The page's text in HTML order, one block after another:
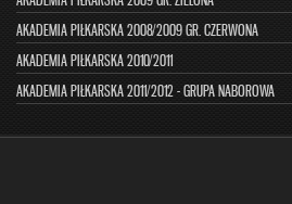
AKADEMIA PIŁKARSKA 2008/2009 GR. CZERWONA
AKADEMIA PIŁKARSKA 2010/2011
AKADEMIA PIŁKARSKA 2011/2012 - GRUPA NABOROWA